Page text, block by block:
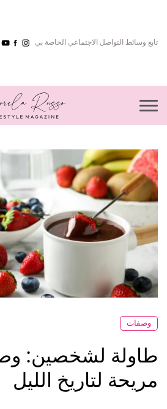
تابع وسائط التواصل الاجتماعي الخاصة بي
طاولة لشخصين:
مريحة لتاريخ الليل
وصفات